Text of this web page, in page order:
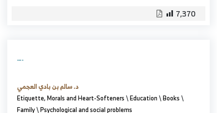
7,370
….
د. سالم بن بادي العجمي
Etiquette, Morals and Heart-Softeners\Education\Books\
Family\Psychological and social problems